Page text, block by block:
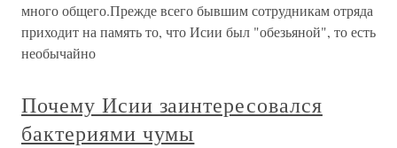
много общего.Прежде всего бывшим сотрудникам отряда
приходит на память то, что Исии был "обезьяной", то есть
необычайно
Почему Исии заинтересовался
бактериями чумы